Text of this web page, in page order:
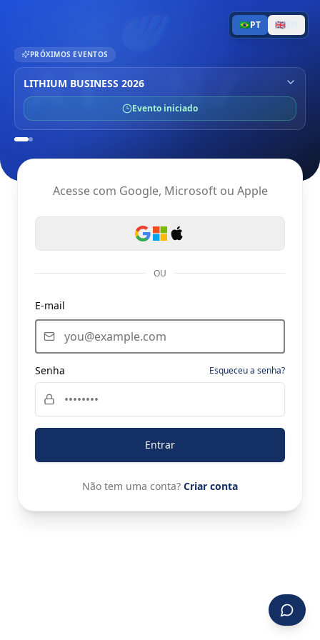
🇧🇷PT 🇬🇧
PRÓXIMOS EVENTOS
LITHIUM BUSINESS 2026
Evento iniciado
Acesse com Google, Microsoft ou Apple
OU
E-mail
Senha Esqueceu a senha?
Entrar
Não tem uma conta? Criar conta